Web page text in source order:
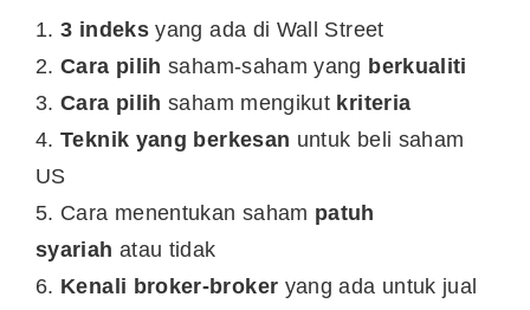
1. 3 indeksyang ada di Wall Street
2.Cara pilih saham-saham yang berkualiti
3.Cara pilih saham mengikut kriteria
4.Teknik yang berkesan untuk beli saham
US
5. Cara menentukan saham patuh
syariah atau tidak
6. Kenali broker-broker yang ada untuk jual